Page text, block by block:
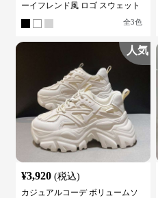
ーイフレンド風 ロゴ スウェット
全3色
人気
¥3,920 (税込)
カジュアルコーデ ボリュームソ